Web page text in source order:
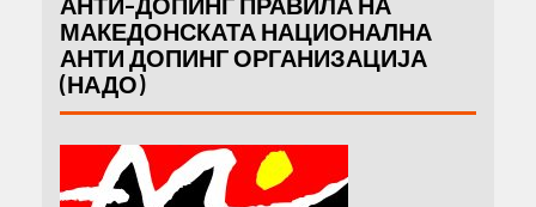
МАКЕДОНСКАТА НАЦИОНАЛНА
АНТИ ДОПИНГ ОРГАНИЗАЦИЈА
(НАДО)